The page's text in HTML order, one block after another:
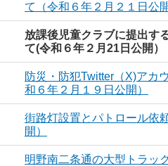
て（令和６年２月２１日公開
放課後児童クラブに提出す
て(令和６年２月21日公開）
防災・防犯Twitter（X)アカ
和６年２月１９日公開）
街路灯設置とパトロール依
開）
明野南二条通の大型トラッ